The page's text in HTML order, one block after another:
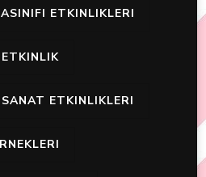
ETKINLIKLERI
ETKINLIKLERI